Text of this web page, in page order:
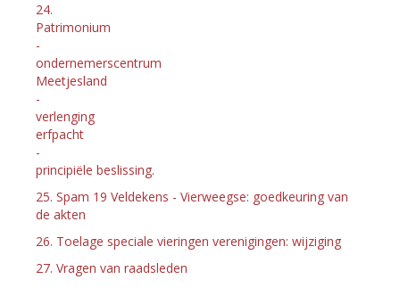
24.
Patrimonium
-
ondernemerscentrum
Meetjesland
-
verlenging
erfpacht
-
principiële beslissing.
25. Spam 19 Veldekens - Vierweegse: goedkeuring van
de akten
26. Toelage speciale vieringen verenigingen: wijziging
27. Vragen van raadsleden